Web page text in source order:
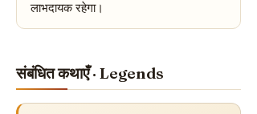
लाभदायक रहेगा।
संबंधित कथाएँ · Legends